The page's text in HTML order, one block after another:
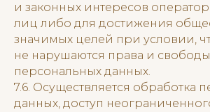
и законных интересов
лиц либо для достижения
значимых целей при условии,
не нарушаются права и свободы
персональных данных.
7.6. Осуществляется обработка
данных, доступ